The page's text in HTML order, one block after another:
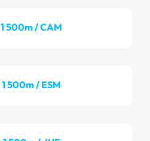
1 500m / CAM
1 500m / ESM